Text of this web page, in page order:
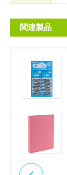
関連製品